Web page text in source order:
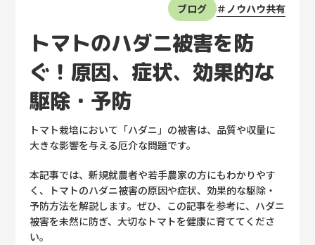
資料請求
ブログ ノウハウ共有
トマトのハダニ被害を防
ぐ！原因、症状、効果的な
駆除・予防
トマト栽培において「ハダニ」の被害は、品質や収量に
大きな影響を与える厄介な問題です。
本記事では、新規就農者や若手農家の方にもわかりやす
く、トマトのハダニ被害の原因や症状、効果的な駆除・
予防方法を解説します。ぜひ、この記事を参考に、ハダニ
被害を未然に防ぎ、大切なトマトを健康に育ててくださ
い。